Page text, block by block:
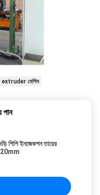
extruder মেশিন
পান
পিপি ইনজেকশন তারের